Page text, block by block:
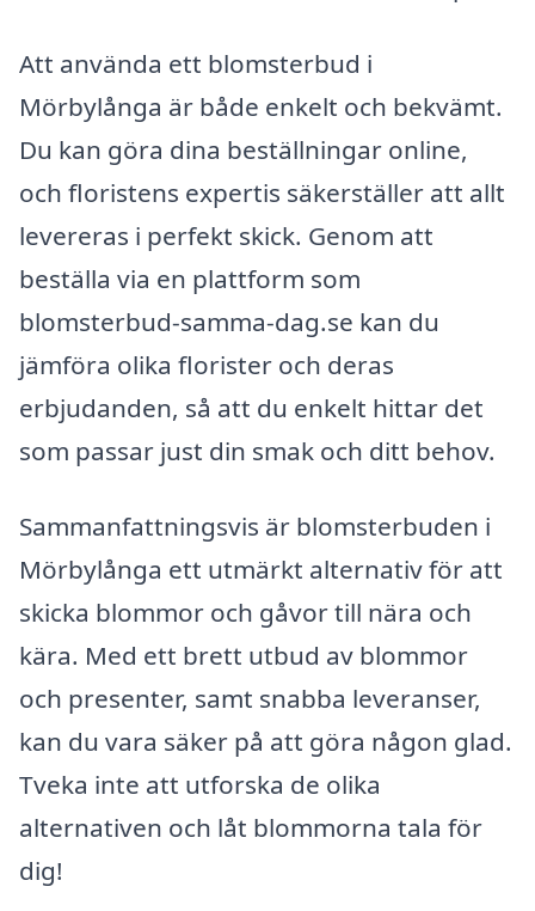
Att använda ett blomsterbud i
Mörbylånga är både enkelt och bekvämt.
Du kan göra dina beställningar online,
och floristens expertis säkerställer att allt
levereras i perfekt skick. Genom att
beställa via en plattform som
blomsterbud-samma-dag.se kan du
jämföra olika florister och deras
erbjudanden, så att du enkelt hittar det
som passar just din smak och ditt behov.
Sammanfattningsvis är blomsterbuden i
Mörbylånga ett utmärkt alternativ för att
skicka blommor och gåvor till nära och
kära. Med ett brett utbud av blommor
och presenter, samt snabba leveranser,
kan du vara säker på att göra någon glad.
Tveka inte att utforska de olika
alternativen och låt blommorna tala för
dig!